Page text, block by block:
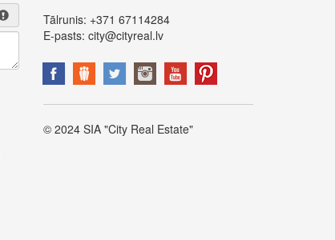
Tālrunis: +371 67114284
E-pasts: city@cityreal.lv
© 2024 SIA "City Real Estate"